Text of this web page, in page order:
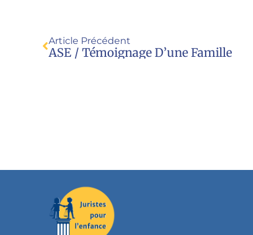
Article Précédent
ASE / Témoignage D’une Famille